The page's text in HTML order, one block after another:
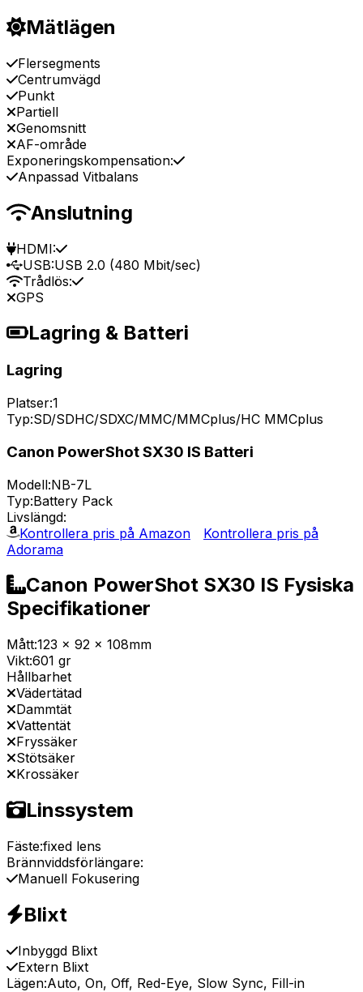
Mätlägen
Flersegments
Centrumvägd
Punkt
Partiell
Genomsnitt
AF-område
Exponeringskompensation:
Anpassad Vitbalans
Anslutning
HDMI:
USB:USB 2.0 (480 Mbit/sec)
Trådlös:
GPS
Lagring & Batteri
Lagring
Platser:1
Typ:SD/SDHC/SDXC/MMC/MMCplus/HC MMCplus
Canon PowerShot SX30 IS Batteri
Modell:NB-7L
Typ:Battery Pack
Livslängd:
Kontrollera pris på Amazon
Kontrollera pris på
Adorama
Canon PowerShot SX30 IS Fysiska
Specifikationer
Mått:123 x 92 x 108mm
Vikt:601 gr
Hållbarhet
Vädertätad
Dammtät
Vattentät
Fryssäker
Stötsäker
Krossäker
Linssystem
Fäste:fixed lens
Brännviddsförlängare:
Manuell Fokusering
Blixt
Inbyggd Blixt
Extern Blixt
Lägen:Auto, On, Off, Red-Eye, Slow Sync, Fill-in